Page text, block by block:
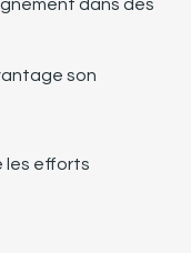
dans des
son
les efforts